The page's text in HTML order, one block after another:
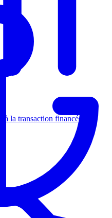
à la transaction financée